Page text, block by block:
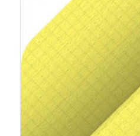
Gewicht
14 g
Farbfilter